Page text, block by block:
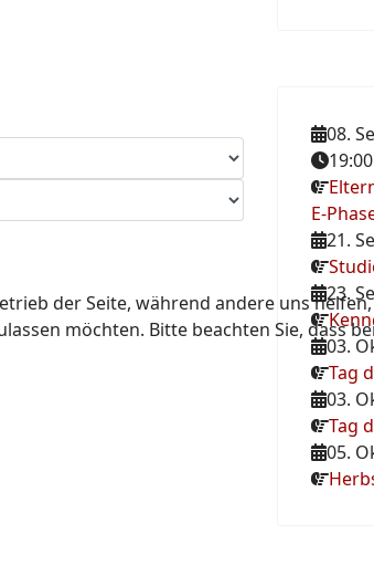
08.
E-
21.
23.
03.
Tag
03.
Tag
05.
der Seite, während andere uns
möchten. Bitte beachten Sie, dass